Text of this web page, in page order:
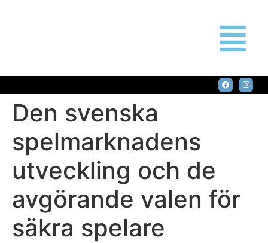
Den svenska
spelmarknadens
utveckling och de
avgörande valen för
säkra spelare